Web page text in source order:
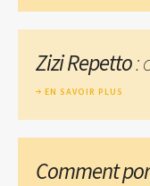
Zizi Repetto:
EN SAVOIR PLUS
Comment